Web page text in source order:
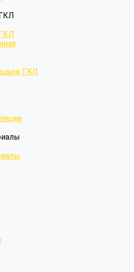
швов ГКЛ